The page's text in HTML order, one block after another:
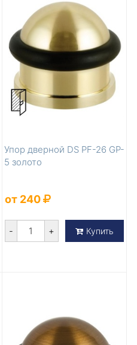
Упор дверной DS PF-26 GP-
5 золото
от 240
- + Купить